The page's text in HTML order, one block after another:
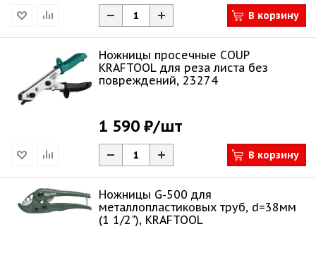
В корзину
Ножницы просечные COUP
KRAFTOOL для реза листа без
повреждений, 23274
1 590 ₽/шт
В корзину
Ножницы G-500 для
металлопластиковых труб, d=38мм
(1 1/2"), KRAFTOOL